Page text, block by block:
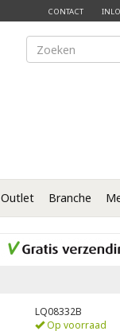
CONTACT
Outlet Branche
LQ08332B
Op voorraad